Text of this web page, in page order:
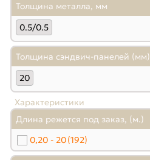
Толщина металла, мм
0.5/0.5
Толщина сэндвич-панелей (мм)
20
Характеристики
Длина режется под заказ, (м.)
0,20 - 20(192)